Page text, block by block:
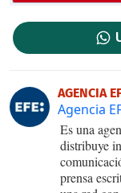
AGENCIA
Agencia
Es una
distribuye
prensa